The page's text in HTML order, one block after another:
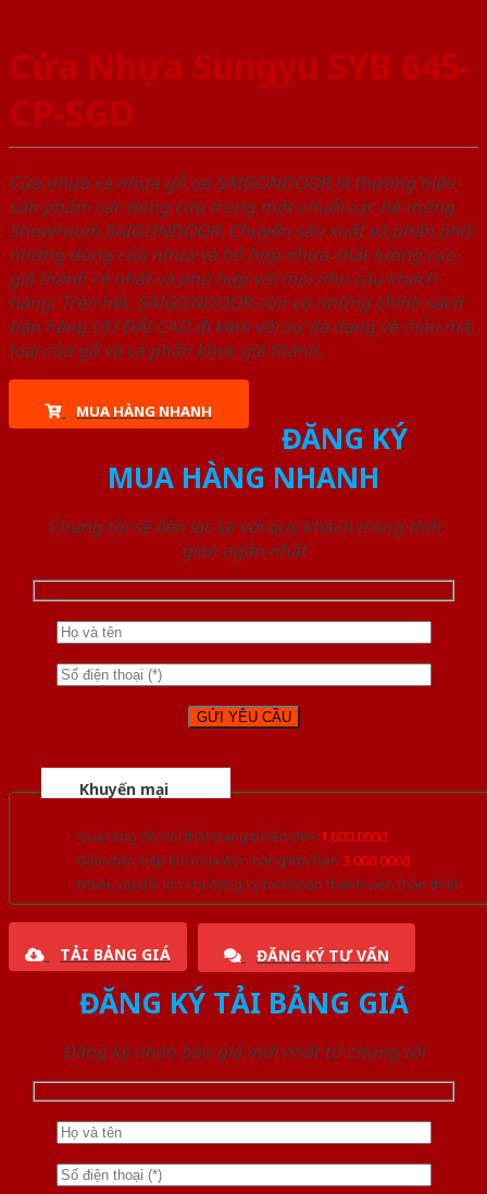
Cửa Nhựa Sungyu SYB 645-
CP-SGD
Cửa nhựa và nhựa gỗ tại SAIGONDOOR là thương hiệu
sản phẩm các dòng cửa trong một chuỗi các hệ thống
Showroom SAIGONDOOR. Chuyên sản xuất và phân phối
những dòng cửa nhựa và hỗ hợp nhựa chất lượng cao,
giá thành rẻ nhất và phù hợp với mọi nhu cầu khách
hàng. Trên hết, SAIGONDOOR còn có những chính sách
bán hàng ƯU ĐÃI CAO đi kèm với sự đa dạng về mẫu mã,
loại cửa gỗ và cả phân khúc giá thành.
MUA HÀNG NHANH
ĐĂNG KÝ
MUA HÀNG NHANH
Chúng tôi sẽ liên lạc lại với quý khách trong thời
gian ngắn nhất
Khuyến mại
Quà tặng đồ nội thất trang trí lên đến 1.000.000đ
Giảm trực tiếp khi mua đơn hàng lớn hơn 3.000.000đ
Nhiều ưu đãi lớn khi đăng ký tài khoản thành viên thân thiết
TẢI BẢNG GIÁ ĐĂNG KÝ TƯ VẤN
ĐĂNG KÝ TẢI BẢNG GIÁ
Đăng ký nhận báo giá mới nhất từ chúng tôi